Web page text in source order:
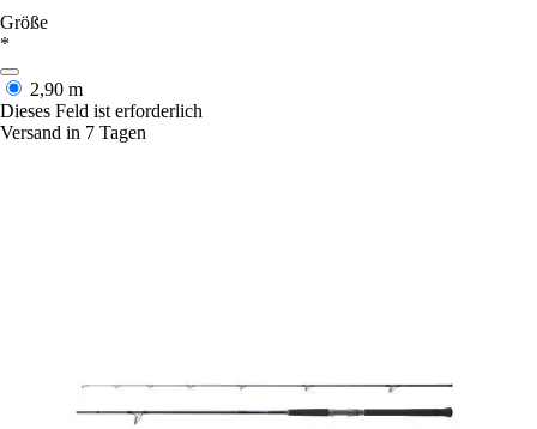
Größe
*
2,90 m
Dieses Feld ist erforderlich
Versand in 7 Tagen